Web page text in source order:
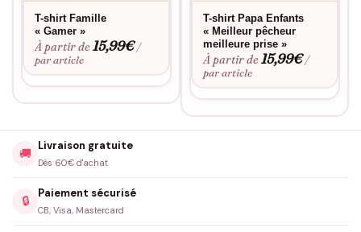
T-shirt Famille
« Gamer »
À partir de15,99€ /
par article
T-shirt Papa Enfants
« Meilleur pêcheur
meilleure prise »
À partir de15,99€ /
par article
🚚
Livraison gratuite
Dès 60€ d'achat
🔒
Paiement sécurisé
CB, Visa, Mastercard